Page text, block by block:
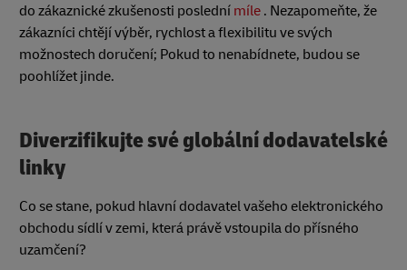
do zákaznické zkušenosti poslední míle . Nezapomeňte, že
zákazníci chtějí výběr, rychlost a flexibilitu ve svých
možnostech doručení; Pokud to nenabídnete, budou se
poohlížet jinde.
Diverzifikujte své globální dodavatelské
linky
Co se stane, pokud hlavní dodavatel vašeho elektronického
obchodu sídlí v zemi, která právě vstoupila do přísného
uzamčení?